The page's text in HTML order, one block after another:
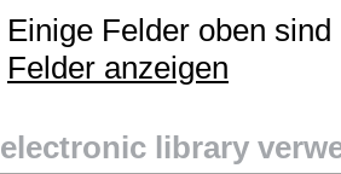
Einige Felder oben
Felder anzeigen
electronic library